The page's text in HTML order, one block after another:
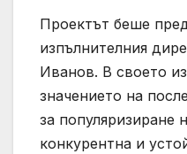
Проектът беше
изпълнителния
Иванов. В своето
значението на
за популяризиране
конкурентна и